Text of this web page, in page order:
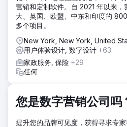
成为行业领导者，并推动了可持续
营销和定制软件。自 2021 年以来
大、英国、欧盟、中东和印度的
多个项目。
New York, New York, United
用户体验设计, 数字设计 +63
家政服务, 保险 +29
任何
您是数字营销公司吗
提升您的品牌可见度，获得寻求专